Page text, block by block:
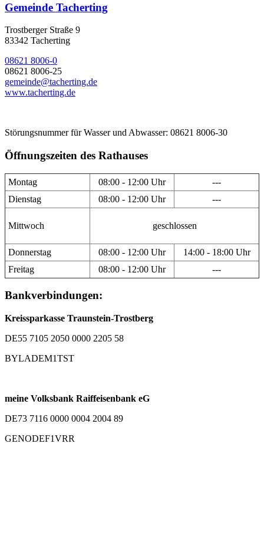
Gemeinde Tacherting
Trostberger Straße 9
83342 Tacherting
08621 8006-0
08621 8006-25
gemeinde@tacherting.de
www.tacherting.de
Störungsnummer für Wasser und Abwasser: 08621 8006-30
Öffnungszeiten des Rathauses
Montag 08:00 - 12:00 Uhr
---
Dienstag
08:00 - 12:00 Uhr ---
Mittwoch geschlossen
Donnerstag 08:00 - 12:00 Uhr
14:00 - 18:00 Uhr
Freitag
08:00 - 12:00 Uhr ---
Bankverbindungen:
Kreissparkasse Traunstein-Trostberg
DE55 7105 2050 0000 2205 58
BYLADEM1TST
meine Volksbank Raiffeisenbank eG
DE73 7116 0000 0004 2004 89
GENODEF1VRR